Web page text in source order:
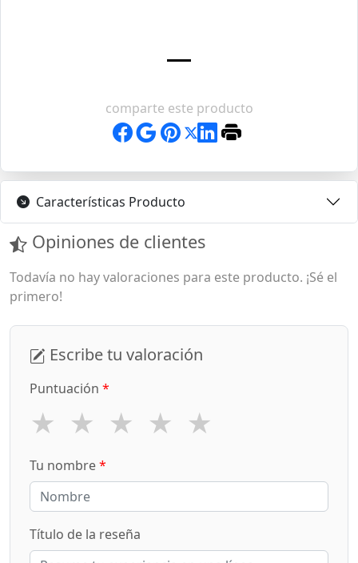
comparte este producto
Características Producto
Opiniones de clientes
Todavía no hay valoraciones para este producto. ¡Sé el
primero!
Escribe tu valoración
Puntuación *
★ ★ ★ ★ ★
Tu nombre*
Título de la reseña